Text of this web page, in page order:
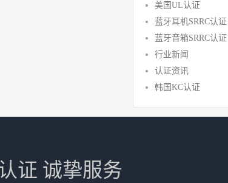
美国UL认证
蓝牙耳机SRRC认证
蓝牙音箱SRRC认证
行业新闻
认证资讯
韩国KC认证
证 诚挚服务